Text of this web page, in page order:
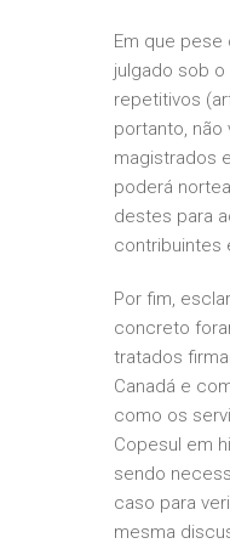
Em que
julgado sob
repetitivos
portanto, não
magistrados
poderá
destes para
contribuintes
Por fim,
concreto
tratados
Canadá e
como os
Copesul em
sendo
caso para
mesma